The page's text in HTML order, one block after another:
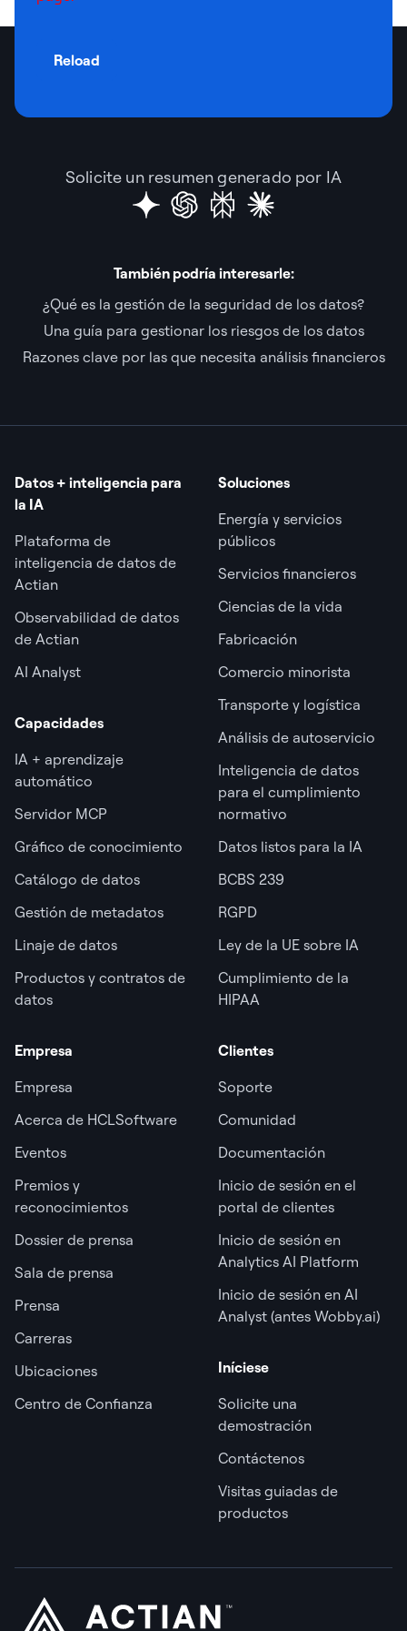
Reload
Solicite un resumen generado por IA
También podría interesarle:
¿Qué es la gestión de la seguridad de los datos?
Una guía para gestionar los riesgos de los datos
Razones clave por las que necesita análisis financieros
Datos + inteligencia para
la IA
Plataforma de
inteligencia de datos de
Actian
Observabilidad de datos
de Actian
AI Analyst
Capacidades
IA + aprendizaje
automático
Servidor MCP
Gráfico de conocimiento
Catálogo de datos
Gestión de metadatos
Linaje de datos
Productos y contratos de
datos
Soluciones
Energía y servicios
públicos
Servicios financieros
Ciencias de la vida
Fabricación
Comercio minorista
Transporte y logística
Análisis de autoservicio
Inteligencia de datos
para el cumplimiento
normativo
Datos listos para la IA
BCBS 239
RGPD
Ley de la UE sobre IA
Cumplimiento de la
HIPAA
Empresa
Empresa
Acerca de HCLSoftware
Eventos
Premios y
reconocimientos
Dossier de prensa
Sala de prensa
Prensa
Carreras
Ubicaciones
Centro de Confianza
Clientes
Soporte
Comunidad
Documentación
Inicio de sesión en el
portal de clientes
Inicio de sesión en
Analytics AI Platform
Inicio de sesión en AI
Analyst (antes Wobby.ai)
Iníciese
Solicite una
demostración
Contáctenos
Visitas guiadas de
productos